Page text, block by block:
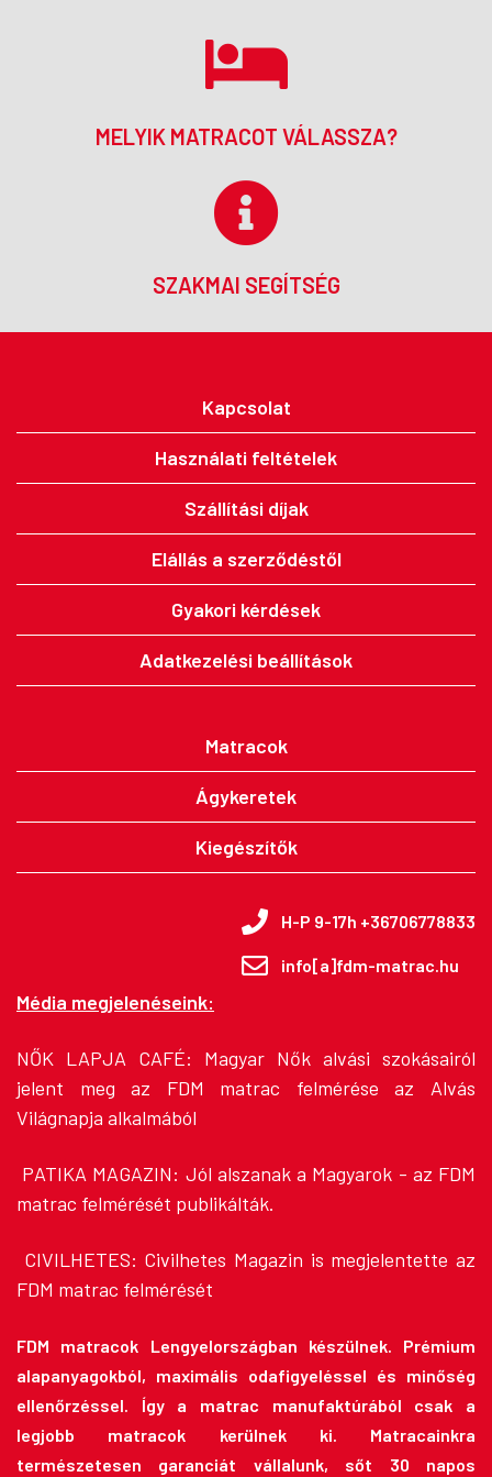
MELYIK MATRACOT VÁLASSZA?
SZAKMAI SEGÍTSÉG
Kapcsolat
Használati feltételek
Szállítási díjak
Elállás a szerződéstől
Gyakori kérdések
Adatkezelési beállítások
Matracok
Ágykeretek
Kiegészítők
H-P 9-17h +36706778833
info[a]fdm-matrac.hu
Média megjelenéseink:
NŐK LAPJA CAFÉ: Magyar Nők alvási szokásairól
jelent meg az FDM matrac felmérése az Alvás
Világnapja alkalmából
PATIKA MAGAZIN: Jól alszanak a Magyarok - az FDM
matrac felmérését publikálták.
CIVILHETES: Civilhetes Magazin is megjelentette az
FDM matrac felmérését
FDM matracok Lengyelországban készülnek. Prémium
alapanyagokból, maximális odafigyeléssel és minőség
ellenőrzéssel. Így a matrac manufaktúrából csak a
legjobb matracok kerülnek ki. Matracainkra
természetesen garanciát vállalunk, sőt 30 napos